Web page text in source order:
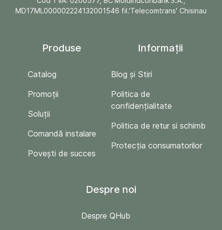
MD17ML000002224132001546 fil.'Telecomtrans' Chisinau
Produse
Catalog
Promoții
Soluții
Comandă instalare
Povești de succes
Informații
Blog și Stiri
Politica de
confidențialitate
Politica de retur si schimb
Protecția consumatorilor
Despre noi
Despre QHub